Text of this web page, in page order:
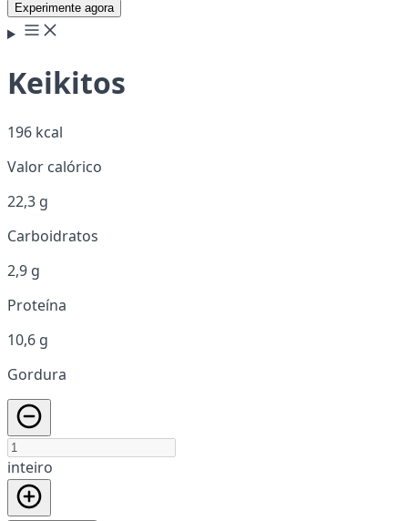
Experimente agora
Keikitos
196 kcal
Valor calórico
22,3 g
Carboidratos
2,9 g
Proteína
10,6 g
Gordura
inteiro